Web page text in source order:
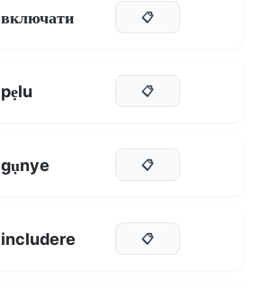
включати 📋
pẹlu 📋
gụnye 📋
includere 📋